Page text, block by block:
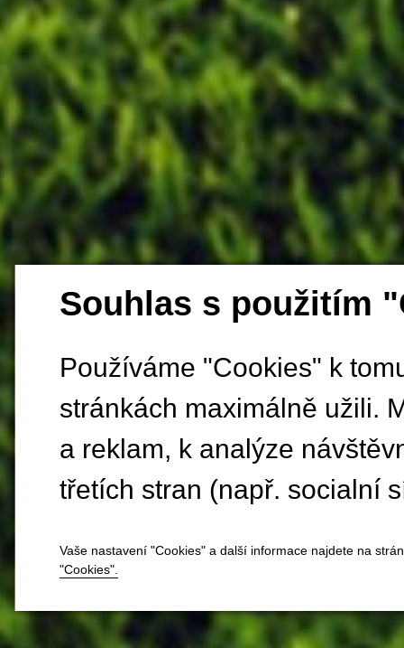
Souhlas s použitím
Používáme "Cookies" k
stránkách maximálně užili.
a reklam, k analýze
třetích stran (např. socialní
Vaše nastavení "Cookies" a další informace najdete na
"Cookies".